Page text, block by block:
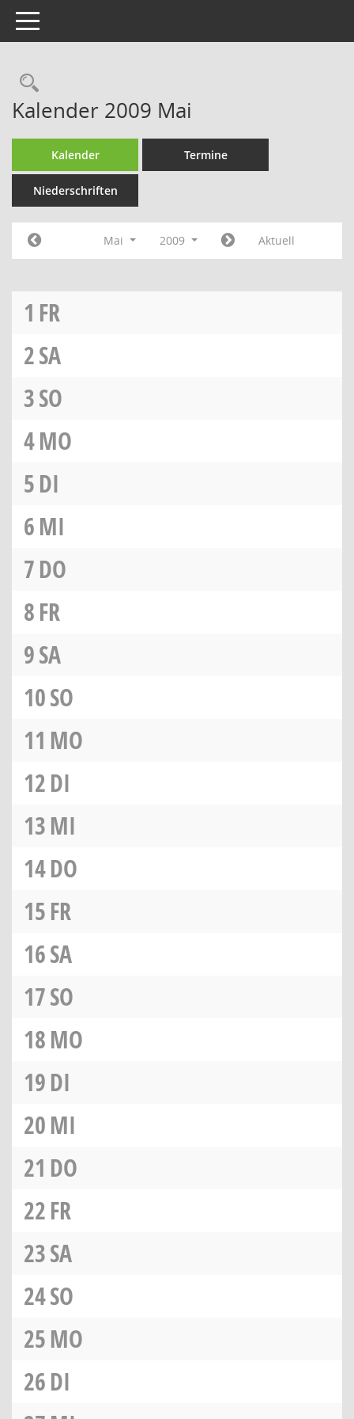
Toggle navigation
Rechercheauswahl
Kalender 2009 Mai
Kalender Termine
Niederschriften
Mai 2009 Aktuell
1 FR
2SA
3SO
4MO
5DI
6MI
7DO
8FR
9SA
10SO
11 MO
12DI
13MI
14DO
15FR
16SA
17SO
18MO
19DI
20MI
21 DO
22FR
23SA
24SO
25MO
26DI